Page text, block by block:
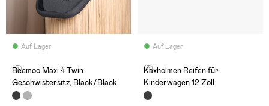
Auf Lager
(5)
Beemoo Maxi 4 Twin
Geschwistersitz, Black/Black
Auf Lager
(3)
Kaxholmen Reifen für
Kinderwagen 12 Zoll